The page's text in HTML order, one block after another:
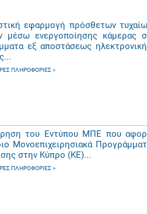
εφαρμογή πρόσθετων
μέσω ενεργοποίησης κάμερας
εξ αποστάσεως
ΠΛΗΡΟΦΟΡΊΕΣ
του Εντύπου ΜΠΕ που
Μονοεπιχειρησιακά
στην Κύπρο (ΚΕ)...
ΠΛΗΡΟΦΟΡΊΕΣ